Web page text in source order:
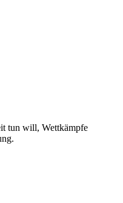
tun will, Wettkämpfe